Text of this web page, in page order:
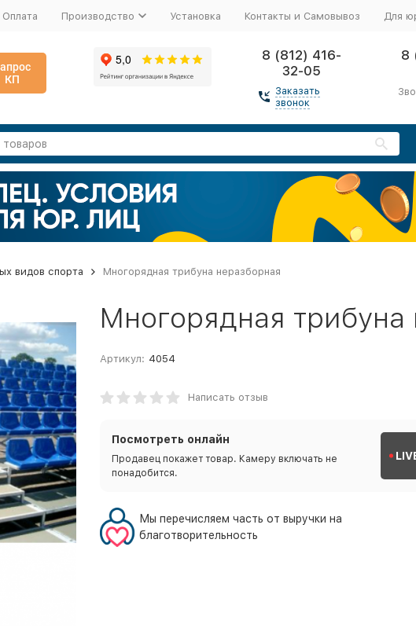
Оплата Производство Установка Контакты и Самовывоз Для
КП
8 (812) 416-
32-05
Заказать
звонок
8
видов спорта Многорядная трибуна неразборная
Многорядная трибуна
Артикул: 4054
Написать отзыв
Посмотреть онлайн
Продавец покажет товар. Камеру включать не
понадобится.
Мы перечисляем часть от выручки на
благотворительность